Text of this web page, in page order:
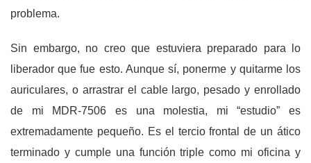
problema.
Sin embargo, no creo que estuviera preparado para lo
liberador que fue esto. Aunque sí, ponerme y quitarme los
auriculares, o arrastrar el cable largo, pesado y enrollado
de mi MDR-7506 es una molestia, mi “estudio” es
extremadamente pequeño. Es el tercio frontal de un ático
terminado y cumple una función triple como mi oficina y